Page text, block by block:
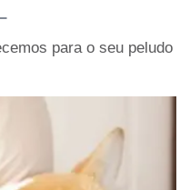
para o seu peludo